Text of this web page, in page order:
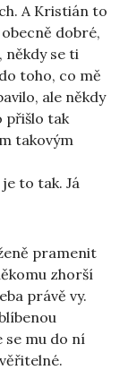
A Kristián to
dobré,
někdy se ti
toho, co mě
ale někdy
přišlo tak
takovým
to tak. Já
pramenit
zhorší
právě vy.
mu do ní